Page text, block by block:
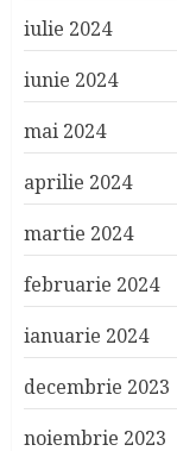
iulie 2024
iunie 2024
mai 2024
aprilie 2024
martie 2024
februarie 2024
ianuarie 2024
decembrie 2023
noiembrie 2023